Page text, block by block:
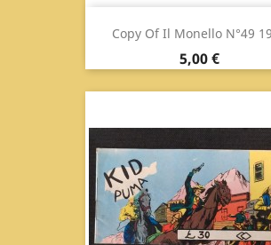
Copy Of Il Monello N°49
Prix
5,00 €